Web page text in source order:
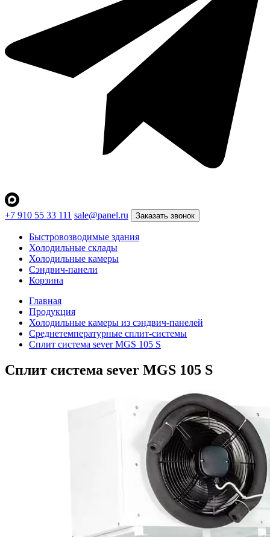
+7 910 55 33 111 sale@panel.ru Заказать звонок
Быстровозводимые здания
Холодильные склады
Холодильные камеры
Сэндвич-панели
Корзина
Главная
Продукция
Холодильные камеры из сэндвич-панелей
Среднетемпературные сплит-системы
Сплит система sever MGS 105 S
Сплит система sever MGS 105 S